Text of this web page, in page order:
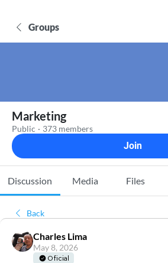
Groups
Marketing
Public · 373 members
Join
Discussion Media Files
Back
Charles Lima
May 8, 2026
Oficial